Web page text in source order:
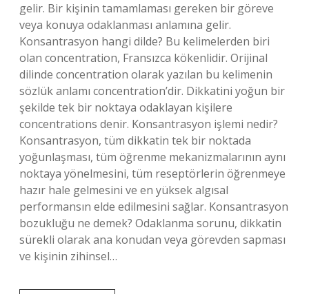
gelir. Bir kişinin tamamlaması gereken bir göreve
veya konuya odaklanması anlamına gelir.
Konsantrasyon hangi dilde? Bu kelimelerden biri
olan concentration, Fransızca kökenlidir. Orijinal
dilinde concentration olarak yazılan bu kelimenin
sözlük anlamı concentration’dir. Dikkatini yoğun bir
şekilde tek bir noktaya odaklayan kişilere
concentrations denir. Konsantrasyon işlemi nedir?
Konsantrasyon, tüm dikkatin tek bir noktada
yoğunlaşması, tüm öğrenme mekanizmalarının aynı
noktaya yönelmesini, tüm reseptörlerin öğrenmeye
hazır hale gelmesini ve en yüksek algısal
performansın elde edilmesini sağlar. Konsantrasyon
bozukluğu ne demek? Odaklanma sorunu, dikkatin
sürekli olarak ana konudan veya görevden sapması
ve kişinin zihinsel…